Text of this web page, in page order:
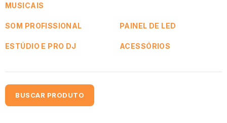
MUSICAIS
SOM PROFISSIONAL PAINEL DE LED
ESTÚDIO E PRO DJ ACESSÓRIOS
BUSCAR PRODUTO